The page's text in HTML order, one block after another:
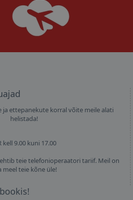
ja ettepanekute korral võite meile alati
helistada!
kell 9.00 kuni 17.00
teie telefonioperaatori tariif. Meil on
meel teie kõne üle!